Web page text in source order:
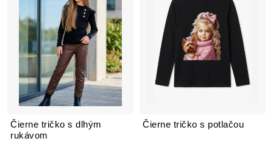
Čierne tričko s dlhým
rukávom
Čierne tričko s potlačou